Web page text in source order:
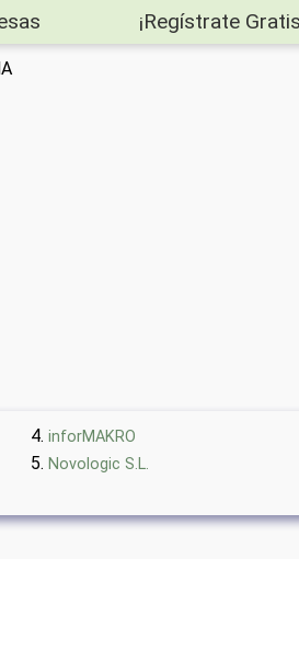
¡Regístrate
inforMAKRO
Novologic S.L.